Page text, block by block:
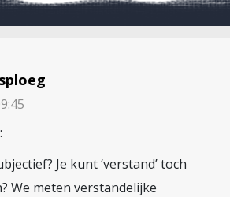
Je kunt ‘verstand’ toch
We meten verstandelijke